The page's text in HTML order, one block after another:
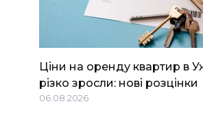
Ціни на оренду квартир в
різко зросли: нові розцінки
06.08.2026